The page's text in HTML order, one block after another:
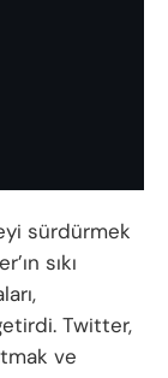
sürdürmek
sıkı
Twitter,
ve